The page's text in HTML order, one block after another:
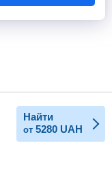
Найти
от 5280 UAH